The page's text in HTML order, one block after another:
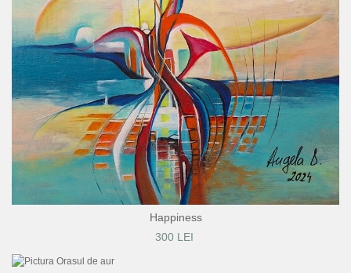
Happiness
300 LEI